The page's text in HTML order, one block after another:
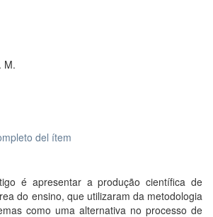
M.
del ítem
é apresentar a produção científica de
do ensino, que utilizaram da metodologia
como uma alternativa no processo de